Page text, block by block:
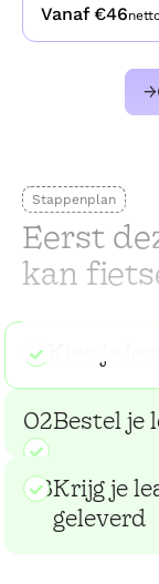
Vanaf €46
→
Stappenplan
Eerst
kan
01
02Bestel je
03Krijg je
geleverd